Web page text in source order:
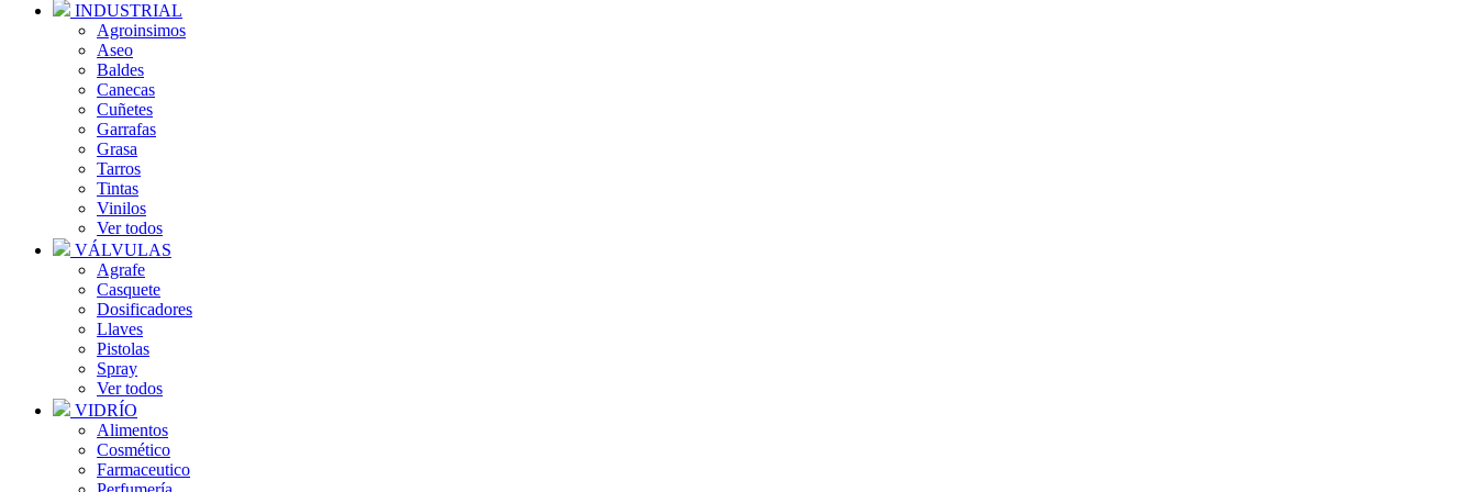
INDUSTRIAL
Agroinsimos
Aseo
Baldes
Canecas
Cuñetes
Garrafas
Grasa
Tarros
Tintas
Vinilos
Ver todos
VÁLVULAS
Agrafe
Casquete
Dosificadores
Llaves
Pistolas
Spray
Ver todos
VIDRÍO
Alimentos
Cosmético
Farmaceutico